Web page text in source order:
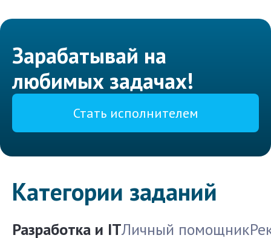
Зарабатывай на
любимых задачах!
Стать исполнителем
Категории заданий
Разработка и ITЛичный помощник